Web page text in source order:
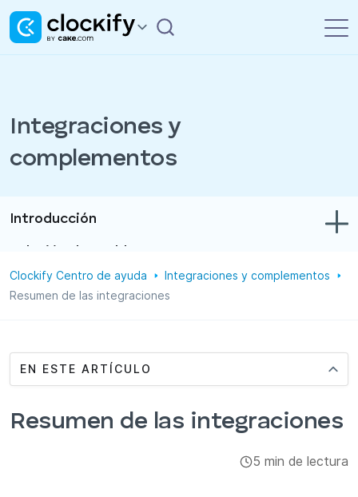
Integraciones y
complementos
Integraciones y complementos
Introducción
Control de tiempo y gastos
Proyectos
Administración
Clockify Centro de ayuda
Integraciones y complementos
Resumen de las integraciones
EN ESTE ARTÍCULO
Resumen de las integraciones
5 min de lectura